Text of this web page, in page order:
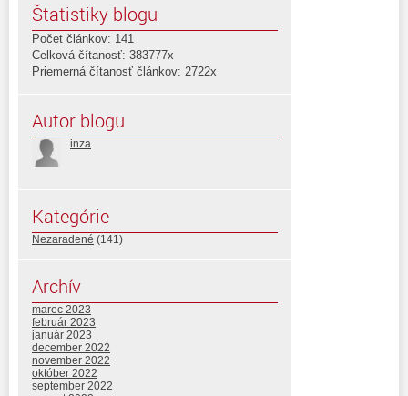
Štatistiky blogu
Počet článkov: 141
Celková čítanosť: 383777x
Priemerná čítanosť článkov: 2722x
Autor blogu
inza
Kategórie
Nezaradené (141)
Archív
marec 2023
február 2023
január 2023
december 2022
november 2022
október 2022
september 2022